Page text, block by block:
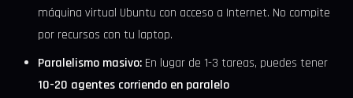
máquina virtual Ubuntu con acceso a Internet. No compite
por recursos con tu laptop.
Paralelismo masivo: En lugar de 1-3 tareas, puedes tener
10-20 agentes corriendo en paralelo